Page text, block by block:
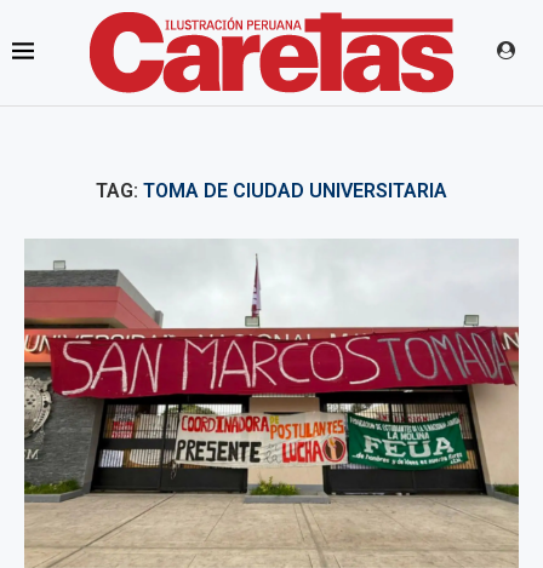
TAG: TOMA DE CIUDAD UNIVERSITARIA